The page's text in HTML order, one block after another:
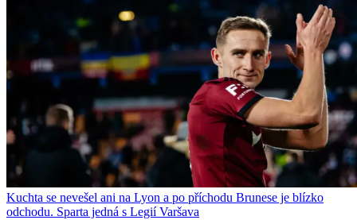
Kuchta se nevešel ani na Lyon a po příchodu Brunese je blízko
odchodu. Sparta jedná s Legií Varšava